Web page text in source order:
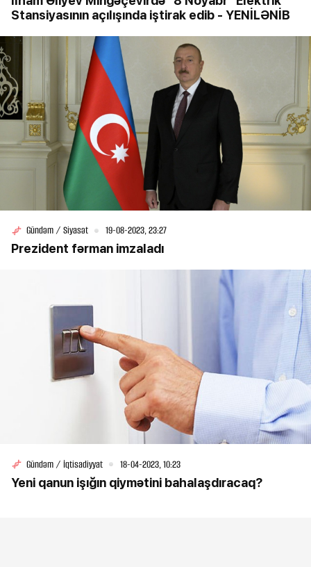
Stansiyasının açılışında iştirak edib - YENİLƏNİB
Gündəm / Siyasət 19-08-2023, 23:27
Prezident fərman imzaladı
Gündəm / İqtisadiyyat 18-04-2023, 10:23
Yeni qanun işığın qiymətini bahalaşdıracaq?